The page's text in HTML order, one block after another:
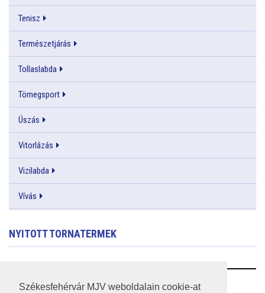
Székesfehérvár MJV weboldalain cookie-at
Tenisz
Természetjárás
Tollaslabda
Tömegsport
Úszás
Vitorlázás
Vizilabda
Vívás
NYITOTT TORNATERMEK
RSS